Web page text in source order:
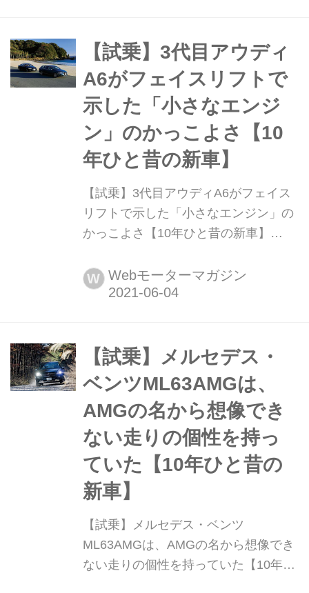
はポルシェの中にあってそのポジショ
ニングや性格づけを明確にすることだ
った。ではこの時、ボク...
【試乗】3代目アウディ
A6がフェイスリフトで
示した「小さなエンジ
ン」のかっこよさ【10
年ひと昔の新車】
【試乗】3代目アウディA6がフェイス
リフトで示した「小さなエンジン」の
かっこよさ【10年ひと昔の新車】
を備えて「新時代のアウディ」を象徴
してきた3代目アウディA6がフェイス
の採用など実施されて大きな注目を集
める中での登場だった。ここでは登場
後まもなく行われた試乗テストの模
様...
W Webモーターマガジン
【試乗】メルセデス・
ベンツML63AMGは、
AMGの名から想像でき
ない走りの個性を持っ
ていた【10年ひと昔の
新車】
【試乗】メルセデス・ベンツ
ML63AMGは、AMGの名から想像でき
ない走りの個性を持っていた【10年ひ